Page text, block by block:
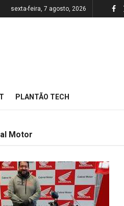
sexta-feira, 7 agosto, 2026
PLANTÃO TECH
Motor